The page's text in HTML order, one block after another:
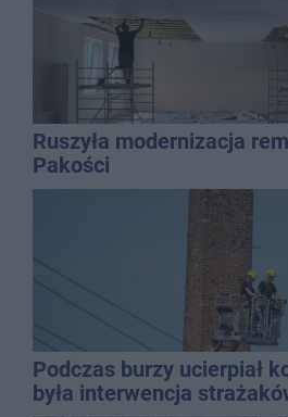
Ruszyła modernizacja
Pakości
Podczas burzy ucierpiał
była interwencja